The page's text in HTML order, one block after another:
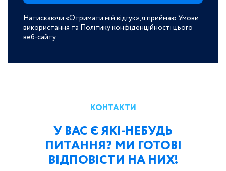
Натискаючи «Отримати мій відгук», я приймаю Умови
використання та Політику конфіденційності цього
веб-сайту.
КОНТАКТИ
У ВАС Є ЯКІ-НЕБУДЬ
ПИТАННЯ? МИ ГОТОВІ
ВІДПОВІСТИ НА НИХ!